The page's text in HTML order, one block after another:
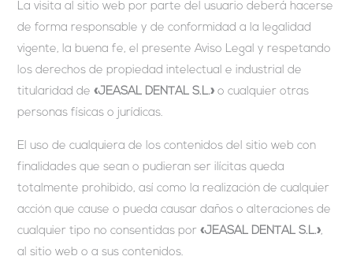
La visita al sitio web por parte del usuario deberá hacerse
de forma responsable y de conformidad a la legalidad
vigente, la buena fe, el presente Aviso Legal y respetando
los derechos de propiedad intelectual e industrial de
titularidad de«JEASAL DENTAL S.L.» o cualquier otras
personas físicas o jurídicas.
El uso de cualquiera de los contenidos del sitio web con
finalidades que sean o pudieran ser ilícitas queda
totalmente prohibido, así como la realización de cualquier
acción que cause o pueda causar daños o alteraciones de
cualquier tipo no consentidas por«JEASAL DENTAL S.L.»,
al sitio web o a sus contenidos.